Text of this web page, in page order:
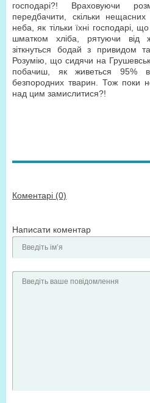
господарі?! Враховуючи
передбачити, скільки
неба, як тільки їхні господарі,
шматком хліба, рятуючи від
зіткнуться бодай з привидом
Розумію, що сидячи на
побачиш, як живеться 95%
безпородних тварин. Тож поки
над цим замислитися?!
Коментарі (0)
Написати коментар